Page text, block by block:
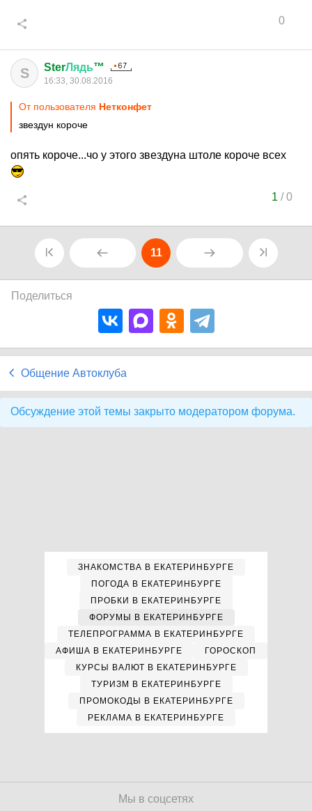
0
S SterЛядь™
16:33, 30.08.2016
От пользователя Нетконфет
звездун короче
опять короче...чо у этого звездуна штоле короче всех
1 /0
11
Поделиться
Общение Автоклуба
Обсуждение этой темы закрыто модератором форума.
ЗНАКОМСТВА В ЕКАТЕРИНБУРГЕ
ПОГОДА В ЕКАТЕРИНБУРГЕ
ПРОБКИ В ЕКАТЕРИНБУРГЕ
ФОРУМЫ В ЕКАТЕРИНБУРГЕ
ТЕЛЕПРОГРАММА В ЕКАТЕРИНБУРГЕ
АФИША В ЕКАТЕРИНБУРГЕ
ГОРОСКОП
КУРСЫ ВАЛЮТ В ЕКАТЕРИНБУРГЕ
ТУРИЗМ В ЕКАТЕРИНБУРГЕ
ПРОМОКОДЫ В ЕКАТЕРИНБУРГЕ
РЕКЛАМА В ЕКАТЕРИНБУРГЕ
Мы в соцсетях